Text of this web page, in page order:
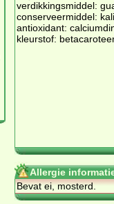
verdikkingsmiddel:
conserveermiddel:
antioxidant:
kleurstof:
Allergie
Bevat ei, mosterd.